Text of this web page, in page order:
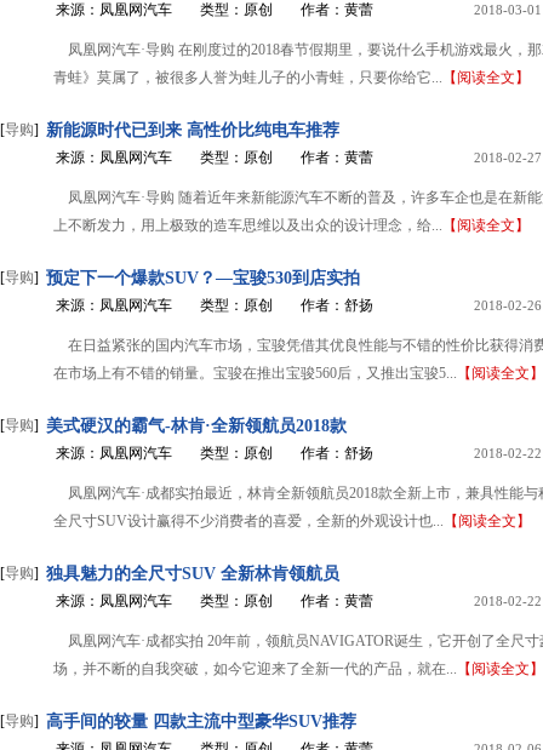
来源：凤凰网汽车 类型：原创 作者：黄蕾 2018-03-01
凤凰网汽车·导购 在刚度过的2018春节假期里，要说什么手机游戏最火，
青蛙》莫属了，被很多人誉为蛙儿子的小青蛙，只要你给它... 【阅读全文】
[导购] 新能源时代已到来 高性价比纯电车推荐
来源：凤凰网汽车 类型：原创 作者：黄蕾 2018-02-27
凤凰网汽车·导购 随着近年来新能源汽车不断的普及，许多车企也是在新
上不断发力，用上极致的造车思维以及出众的设计理念，给... 【阅读全文】
[导购] 预定下一个爆款SUV？—宝骏530到店实拍
来源：凤凰网汽车 类型：原创 作者：舒扬 2018-02-26
在日益紧张的国内汽车市场，宝骏凭借其优良性能与不错的性价比获得消
在市场上有不错的销量。宝骏在推出宝骏560后，又推出宝骏5... 【阅读全文】
[导购] 美式硬汉的霸气-林肯·全新领航员2018款
来源：凤凰网汽车 类型：原创 作者：舒扬 2018-02-22
凤凰网汽车·成都实拍最近，林肯全新领航员2018款全新上市，兼具性能
全尺寸SUV设计赢得不少消费者的喜爱，全新的外观设计也... 【阅读全文】
[导购] 独具魅力的全尺寸SUV 全新林肯领航员
来源：凤凰网汽车 类型：原创 作者：黄蕾 2018-02-22
凤凰网汽车·成都实拍 20年前，领航员NAVIGATOR诞生，它开创了全尺
场，并不断的自我突破，如今它迎来了全新一代的产品，就在... 【阅读全文】
[导购] 高手间的较量 四款主流中型豪华SUV推荐